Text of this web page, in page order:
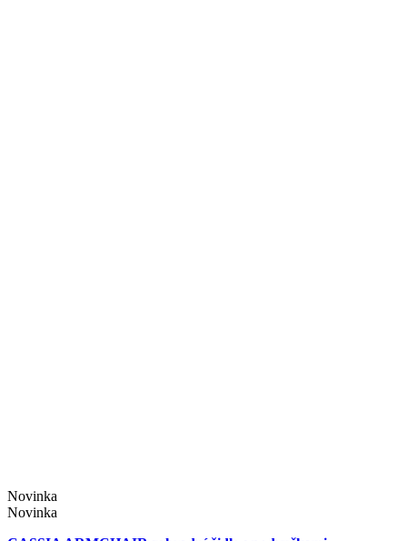
Novinka
Novinka